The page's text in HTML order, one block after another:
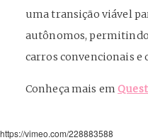
uma transição viável
autônomos,
carros convencionais e
Conheça mais em
https://vimeo.com/228883588